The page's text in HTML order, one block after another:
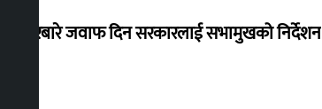
सेन्टरबारे जवाफ दिन सरकारलाई सभामुखको निर्देशन